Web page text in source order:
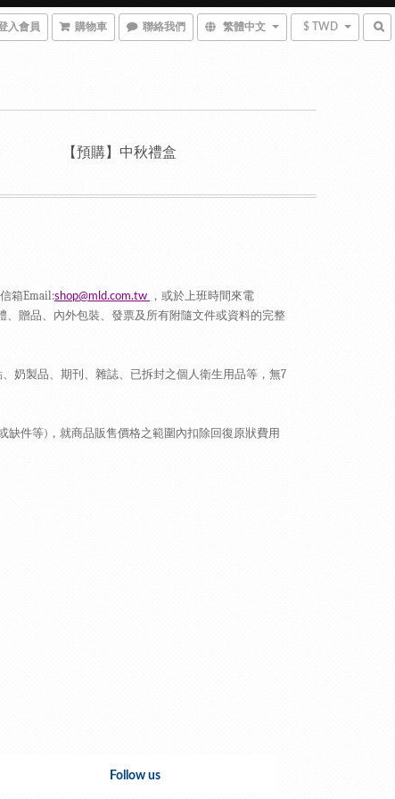
入會員 購物車 聯絡我們 繁體中文 $ TWD
【預購】中秋禮盒
箱Email:shop@mld.com.tw
，或於上班時間來電
贈品、內外包裝、發票及所有附隨文件或資料的完整
奶製品、期刊、雜誌、已拆封之個人衛生用品等，無7
缺件等) ，就商品販售價格之範圍內扣除回復原狀費用
Follow us